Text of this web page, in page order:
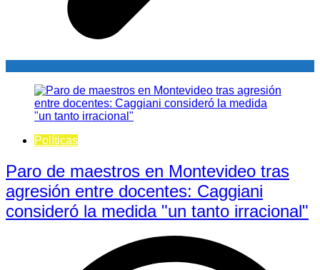
Políticas
Paro de maestros en Montevideo tras
agresión entre docentes: Caggiani
consideró la medida "un tanto irracional"